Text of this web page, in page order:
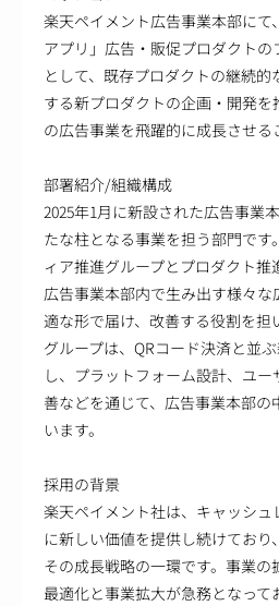
楽天ペイメント広告事業本部にて
アプリ」広告・販促プロダクト
として、既存プロダクトの継続的
する新プロダクトの企画・開発
の広告事業を飛躍的に成長させる
部署紹介/組織構成
2025年1月に新設された広告事業
たな柱となる事業を担う部門で
ィア推進グループとプロダクト推
広告事業本部内で生み出す様々
適な形で届け、改善する役割を担
グループは、QRコード決済と並
し、プラットフォーム設計、ユ
善などを通じて、広告事業本部
います。
採用の背景
楽天ペイメント社は、キャッシ
に新しい価値を提供し続けてお
その成長戦略の一環です。事業
最適化と事業拡大が急務となって